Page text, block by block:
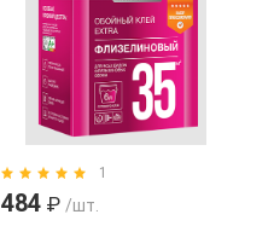
1
484 ₽ /шт.